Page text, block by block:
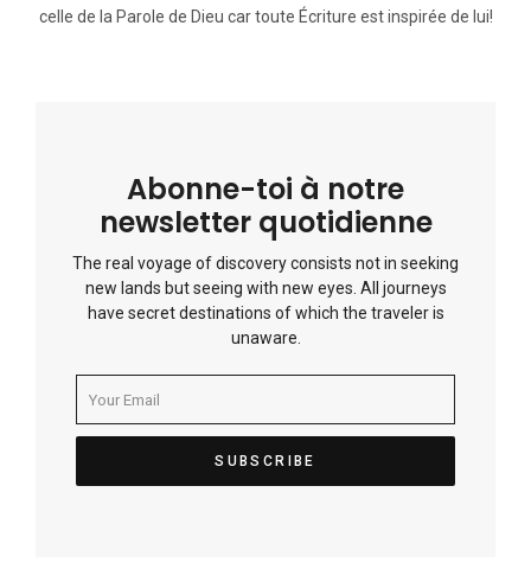
celle de la Parole de Dieu car toute Écriture est inspirée de lui!
Abonne-toi à notre
newsletter quotidienne
The real voyage of discovery consists not in seeking
new lands but seeing with new eyes. All journeys
have secret destinations of which the traveler is
unaware.